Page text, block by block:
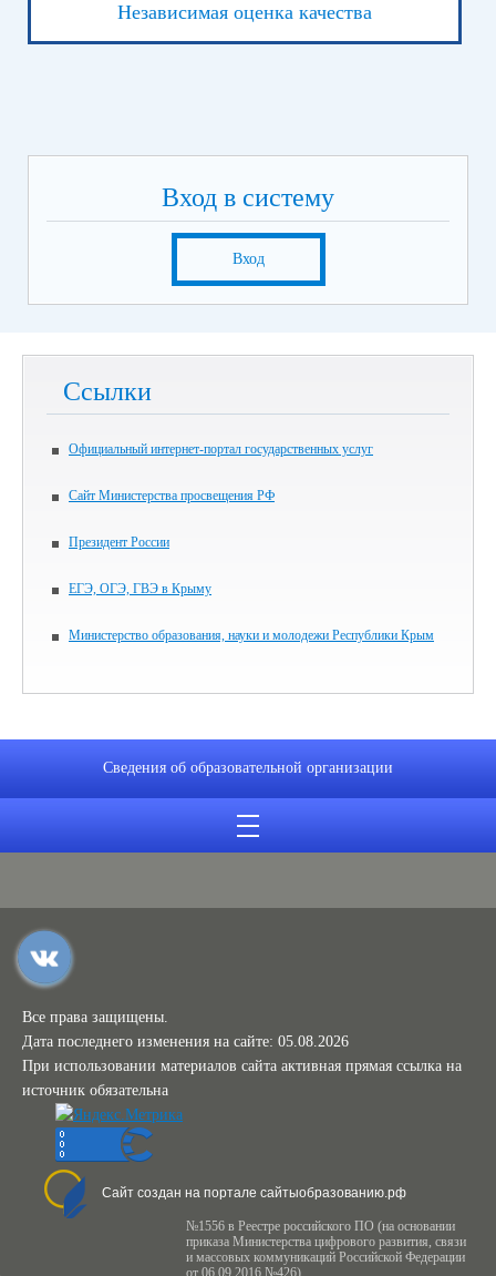
Независимая оценка качества
Вход в систему
Вход
Ссылки
Официальный интернет-портал государственных услуг
Сайт Министерства просвещения РФ
Президент России
ЕГЭ, ОГЭ, ГВЭ в Крыму
Министерство образования, науки и молодежи Республики Крым
Сведения об образовательной организации
Все права защищены.
Дата последнего изменения на сайте: 05.08.2026
При использовании материалов сайта активная прямая ссылка на
источник обязательна
Сайт создан на портале сайтыобразованию.рф
№1556 в Реестре российского ПО (на основании
приказа Министерства цифрового развития, связи
и массовых коммуникаций Российской Федерации